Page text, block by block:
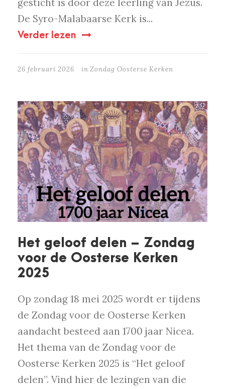
gesticht is door deze leerling van Jezus.
De Syro-Malabaarse Kerk is...
Verder lezen
26 februari 2026 in Zondag Oosterse Kerken
Het geloof delen – Zondag
voor de Oosterse Kerken
2025
Op zondag 18 mei 2025 wordt er tijdens
de Zondag voor de Oosterse Kerken
aandacht besteed aan 1700 jaar Nicea.
Het thema van de Zondag voor de
Oosterse Kerken 2025 is “Het geloof
delen”. Vind hier de lezingen van die